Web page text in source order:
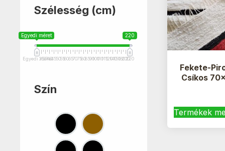
Fekete-
Csíkos
Termékek
Szélesség (cm)
Egyedi méret 220
Egyedi méret
35374045505560657075808590100110115120140150180200220
Szín